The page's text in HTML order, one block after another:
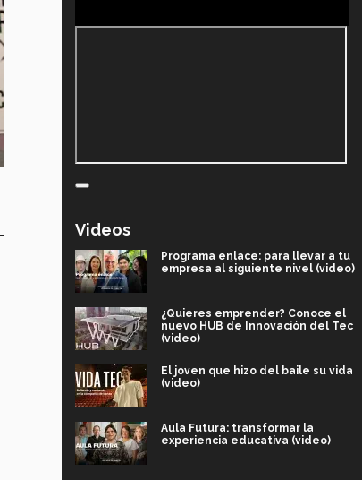
Videos
Programa enlace: para llevar a tu
empresa al siguiente nivel (video)
¿Quieres emprender? Conoce el
nuevo HUB de Innovación del Tec
(video)
El joven que hizo del baile su vida
(video)
Aula Futura: transformar la
experiencia educativa (video)